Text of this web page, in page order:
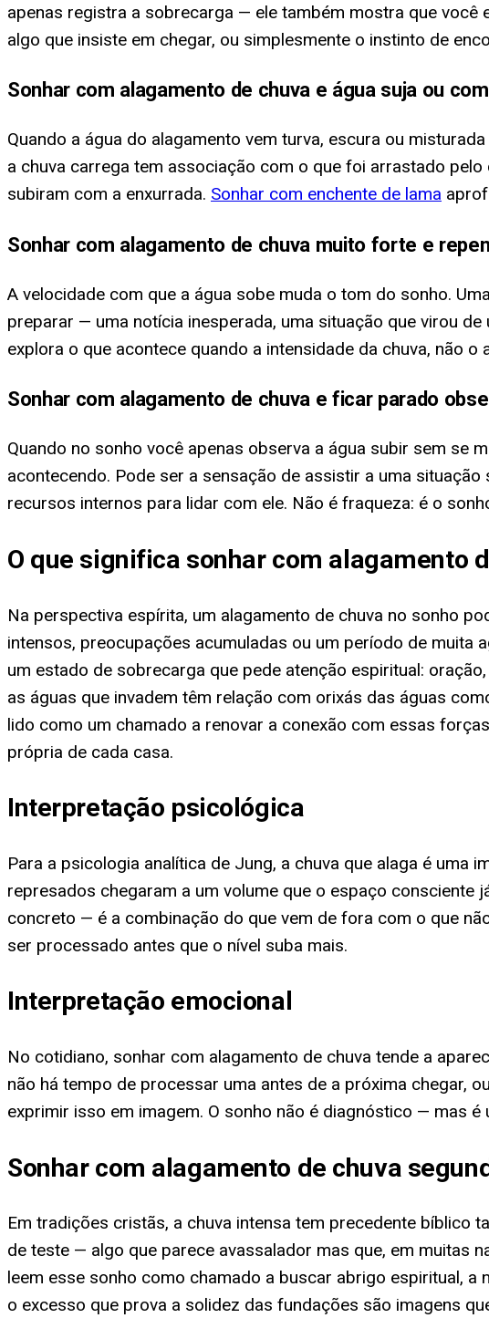
apenas registra a sobrecarga — ele também mostra que
algo que insiste em chegar, ou simplesmente o instinto de
Sonhar com alagamento de chuva e água suja ou
Quando a água do alagamento vem turva, escura ou
a chuva carrega tem associação com o que foi arrastado
subiram com a enxurrada. Sonhar com enchente de lama
Sonhar com alagamento de chuva muito forte e
A velocidade com que a água sobe muda o tom do sonho.
preparar — uma notícia inesperada, uma situação que virou
explora o que acontece quando a intensidade da chuva, não o
Sonhar com alagamento de chuva e ficar parado
Quando no sonho você apenas observa a água subir sem se
acontecendo. Pode ser a sensação de assistir a uma
recursos internos para lidar com ele. Não é fraqueza: é o
O que significa sonhar com alagamento
Na perspectiva espírita, um alagamento de chuva no sonho
intensos, preocupações acumuladas ou um período de muita
um estado de sobrecarga que pede atenção espiritual:
as águas que invadem têm relação com orixás das águas
lido como um chamado a renovar a conexão com essas
própria de cada casa.
Interpretação psicológica
Para a psicologia analítica de Jung, a chuva que alaga é
represados chegaram a um volume que o espaço consciente
concreto — é a combinação do que vem de fora com o que
ser processado antes que o nível suba mais.
Interpretação emocional
No cotidiano, sonhar com alagamento de chuva tende a
não há tempo de processar uma antes de a próxima chegar,
exprimir isso em imagem. O sonho não é diagnóstico — mas
Sonhar com alagamento de chuva
Em tradições cristãs, a chuva intensa tem precedente bíblico
de teste — algo que parece avassalador mas que, em muitas
leem esse sonho como chamado a buscar abrigo espiritual,
o excesso que prova a solidez das fundações são imagens